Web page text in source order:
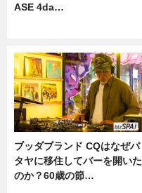
ASE 4da…
ブッダブランド CQはなぜパ
タヤに移住してバーを開いた
のか？60歳の節…